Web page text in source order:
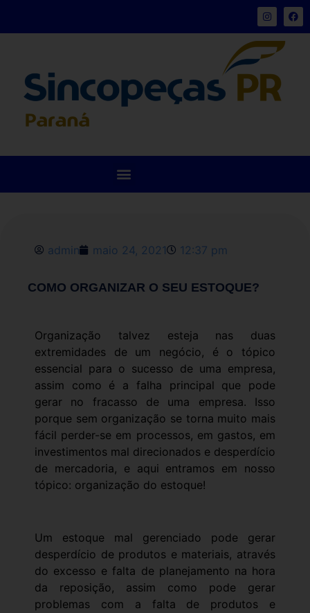
admin maio 24, 2021 12:37 pm
COMO ORGANIZAR O SEU ESTOQUE?
Organização talvez esteja nas duas
extremidades de um negócio, é o tópico
essencial para o sucesso de uma empresa,
assim como é a falha principal que pode
gerar no fracasso de uma empresa. Isso
porque sem organização se torna muito mais
fácil perder-se em processos, em gastos, em
investimentos mal direcionados e desperdício
de mercadoria, e aqui entramos em nosso
tópico: organização do estoque!
Um estoque mal gerenciado pode gerar
desperdício de produtos e materiais, através
do excesso e falta de planejamento na hora
da reposição, assim como pode gerar
problemas com a falta de produtos e